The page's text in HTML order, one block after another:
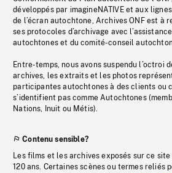
développés par imagineNATIVE et aux
de l’écran autochtone, Archives ONF est à
ses protocoles d’archivage avec
autochtones et du comité-conseil
Entre-temps, nous avons suspendu l’octroi
archives, les extraits et les photos
participantes autochtones à des clients ou
s’identifient pas comme Autochtones
Nations, Inuit ou Métis).
Contenu sensible?
Les films et les archives exposés sur ce
120 ans. Certaines scènes ou termes reliés